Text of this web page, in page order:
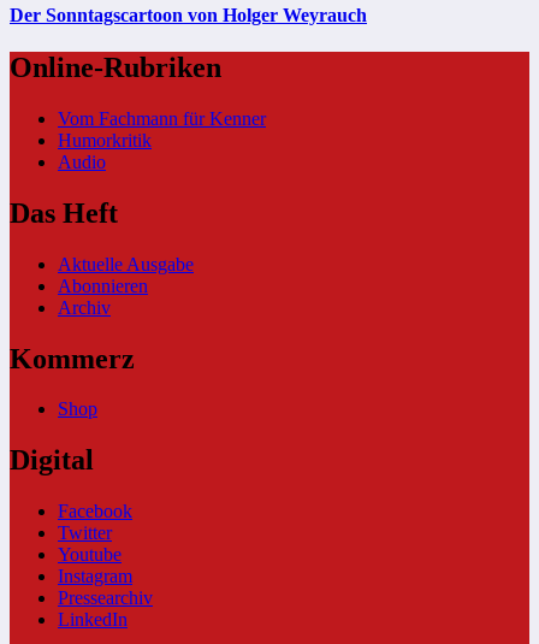
Der Sonntagscartoon von Holger Weyrauch
Online-Rubriken
Vom Fachmann für Kenner
Humorkritik
Audio
Das Heft
Aktuelle Ausgabe
Abonnieren
Archiv
Kommerz
Shop
Digital
Facebook
Twitter
Youtube
Instagram
Pressearchiv
LinkedIn